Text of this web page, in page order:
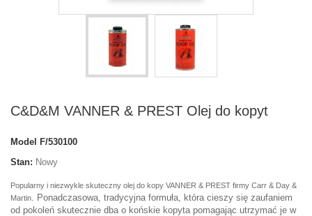
C&D&M VANNER & PREST Olej do kopyt
Model
F/530100
Stan: Nowy
Popularny i niezwykle skuteczny olej do kopy VANNER & PREST firmy Carr & Day &
Martin. Ponadczasowa, tradycyjna formuła, która cieszy się zaufaniem
od pokoleń skutecznie dba o końskie kopyta pomagając utrzymać je w